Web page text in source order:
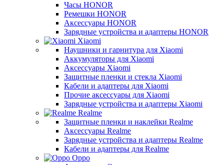
Часы HONOR
Ремешки HONOR
Аксессуары HONOR
Зарядные устройства и адаптеры HONOR
Xiaomi
Наушники и гарнитура для Xiaomi
Аккумуляторы для Xiaomi
Аксессуары Xiaomi
Защитные пленки и стекла Xiaomi
Кабели и адаптеры для Xiaomi
Прочие аксессуары для Xiaomi
Зарядные устройства и адаптеры Xiaomi
Realme
Защитные пленки и наклейки Realme
Аксессуары Realme
Зарядные устройства и адаптеры Realme
Кабели и адаптеры для Realme
Oppo